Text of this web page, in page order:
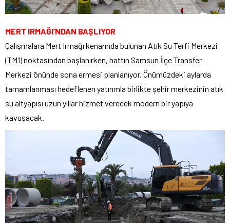
MERT IRMAĞI’NDAN BAŞLIYOR
Çalışmalara Mert Irmağı kenarında bulunan Atık Su Terfi Merkezi
(TM1) noktasından başlanırken, hattın Samsun İlçe Transfer
Merkezi önünde sona ermesi planlanıyor. Önümüzdeki aylarda
tamamlanması hedeflenen yatırımla birlikte şehir merkezinin atık
su altyapısı uzun yıllar hizmet verecek modern bir yapıya
kavuşacak.